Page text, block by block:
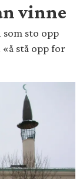
vinne
sto opp
stå opp for